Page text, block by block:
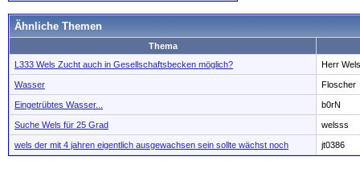
Ähnliche Themen
Thema
L333 Wels Zucht auch in Gesellschaftsbecken möglich?
Herr Wels
Wasser Floscher
Eingetrübtes Wasser... b0rN
Suche Wels für 25 Grad welsss
wels der mit 4 jahren eigentlich ausgewachsen sein sollte wächst noch jt0386